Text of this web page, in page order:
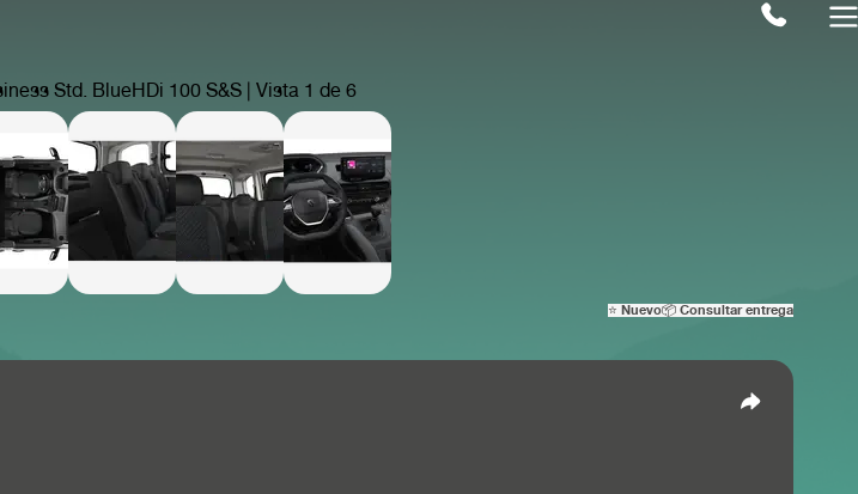
⭐ Nuevo📦 Consultar entrega